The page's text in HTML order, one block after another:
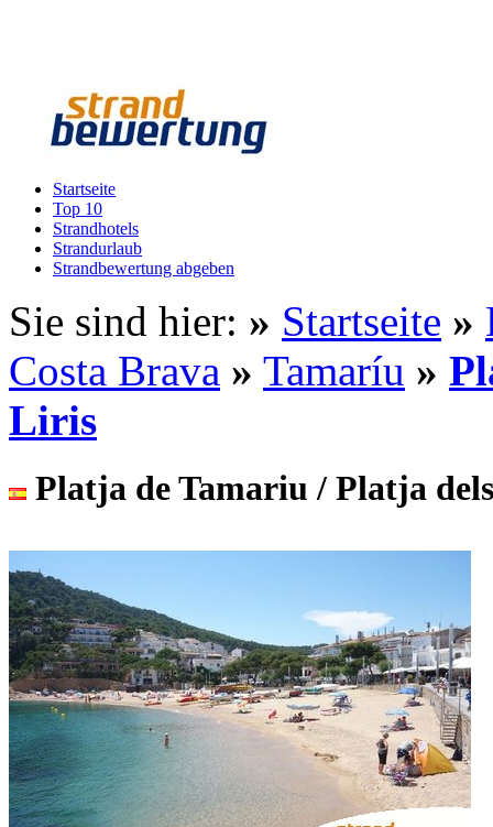
Startseite
Top 10
Strandhotels
Strandurlaub
Strandbewertung abgeben
Sie sind hier: » Startseite »
Costa Brava » Tamaríu »
Liris
Platja de Tamariu / Platja